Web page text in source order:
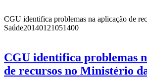
CGU identifica problemas na aplicação de
Saúde20140121051400
CGU identifica problemas
de recursos no Ministério